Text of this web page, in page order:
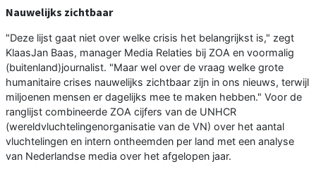
Nauwelijks zichtbaar
"Deze lijst gaat niet over welke crisis het belangrijkst is," zegt
KlaasJan Baas, manager Media Relaties bij ZOA en voormalig
(buitenland)journalist. "Maar wel over de vraag welke grote
humanitaire crises nauwelijks zichtbaar zijn in ons nieuws, terwijl
miljoenen mensen er dagelijks mee te maken hebben." Voor de
ranglijst combineerde ZOA cijfers van de UNHCR
(wereldvluchtelingenorganisatie van de VN) over het aantal
vluchtelingen en intern ontheemden per land met een analyse
van Nederlandse media over het afgelopen jaar.